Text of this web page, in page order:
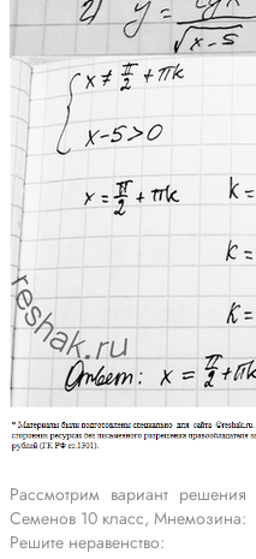
Рассмотрим вариант
Семенов 10 класс, Мнемозина:
Решите неравенство: